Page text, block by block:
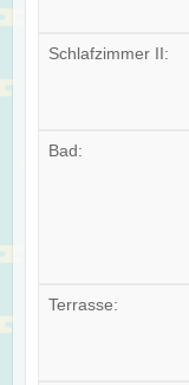
Schlafzimmer II:
Bad:
Terrasse: